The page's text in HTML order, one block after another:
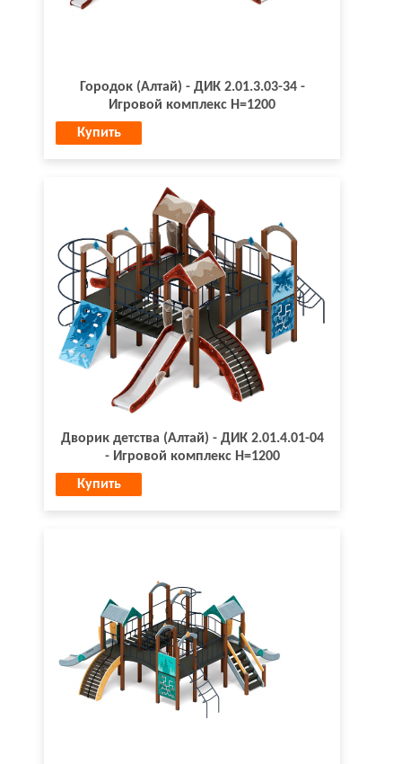
Городок (Алтай) - ДИК 2.01.3.03-34 -
Игровой комплекс H=1200
Купить
Дворик детства (Алтай) - ДИК 2.01.4.01-04
- Игровой комплекс H=1200
Купить